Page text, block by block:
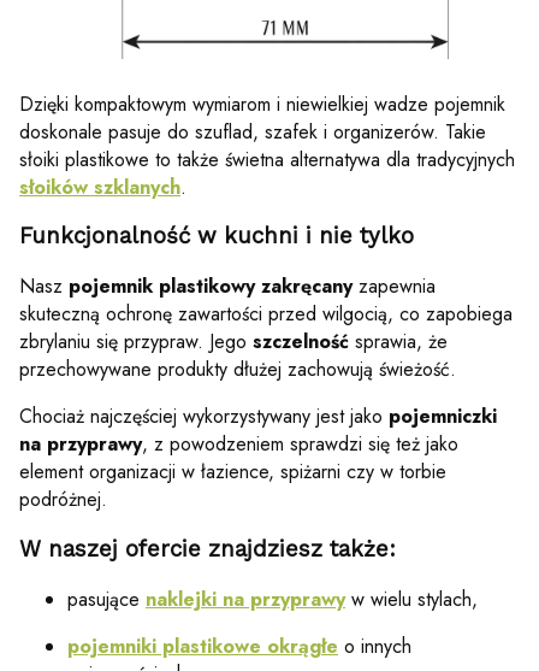
Dzięki kompaktowym wymiarom i niewielkiej wadze pojemnik
doskonale pasuje do szuflad, szafek i organizerów. Takie
słoiki plastikowe to także świetna alternatywa dla tradycyjnych
słoików szklanych.
Funkcjonalność w kuchni i nie tylko
Nasz pojemnik plastikowy zakręcanyzapewnia
skuteczną ochronę zawartości przed wilgocią, co zapobiega
zbrylaniu się przypraw. Jego szczelność sprawia, że
przechowywane produkty dłużej zachowują świeżość.
Chociaż najczęściej wykorzystywany jest jako pojemniczki
na przyprawy, z powodzeniem sprawdzi się też jako
element organizacji w łazience, spiżarni czy w torbie
podróżnej.
W naszej ofercie znajdziesz także:
pasujące naklejki na przyprawyw wielu stylach,
pojemniki plastikowe okrągłe o innych